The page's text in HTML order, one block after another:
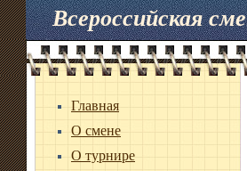
Всероссийская
Главная
О смене
О турнире